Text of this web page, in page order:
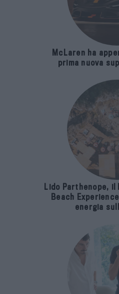
McLaren ha
prima nuova
Lido Parthenope, il
Beach
energia